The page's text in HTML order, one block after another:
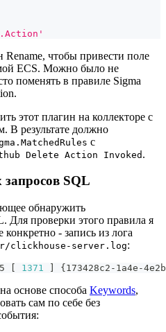
чтобы привести поле
ECS. Можно было не
поменять в правиле Sigma
этот плагин на коллекторе с
В результате должно
с
Delete Action Invoked .
SQL
обнаружить
Для проверки этого правила я
- запись из лога
clickhouse-server.log:
1371 { 173428c2-1a4e-
основе способа Keywords,
сам по себе без